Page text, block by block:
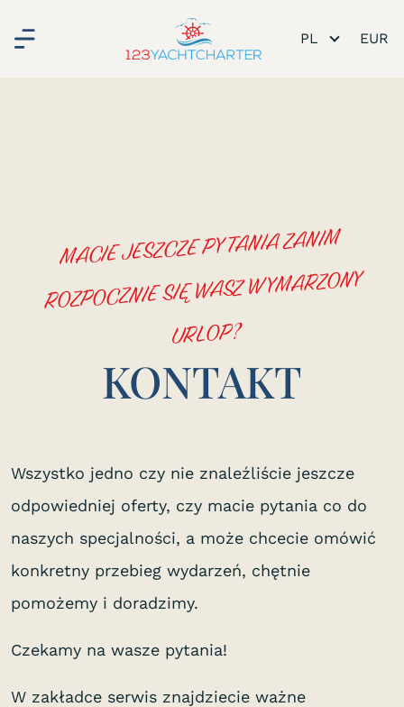
PL
MACIE JESZCZE PYTANIA ZANIM
ROZPOCZNIE SIĘ WASZ WYMARZONY
URLOP?
KONTAKT
Wszystko jedno czy nie znaleźliście jeszcze
odpowiedniej oferty, czy macie pytania co do
naszych specjalności, a może chcecie omówić
konkretny przebieg wydarzeń, chętnie
pomożemy i doradzimy.
Czekamy na wasze pytania!
W zakładce serwis znajdziecie ważne